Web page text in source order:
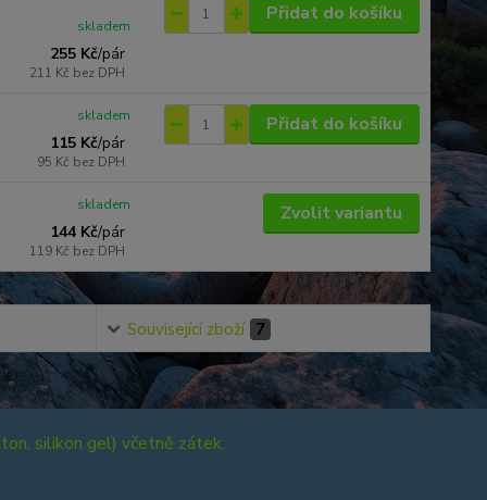
255 Kč/pár
211 Kč bez DPH
skladem
Přidat do košíku
115 Kč/pár
95 Kč bez DPH
skladem Přidat do košíku
144 Kč/pár
119 Kč bez DPH
skladem Zvolit variantu
Související zboží 7
silikon gel) včetně zátek.